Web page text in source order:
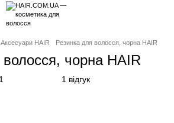
Аксесуари HAIR Резинка для волосся, чорна HAIR
чорна HAIR
1 відгук